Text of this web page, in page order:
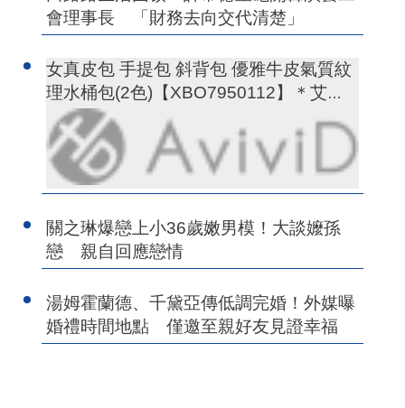
會理事長 「財務去向交代清楚」
女真皮包 手提包 斜背包 優雅牛皮氣質紋
理水桶包(2色)【XBO7950112】＊艾美
時尚(現+預)
關之琳爆戀上小36歲嫩男模！大談嬤孫
戀 親自回應戀情
湯姆霍蘭德、千黛亞傳低調完婚！外媒曝
婚禮時間地點 僅邀至親好友見證幸福